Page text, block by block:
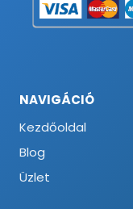
NAVIGÁCIÓ
Kezdőoldal
Blog
Üzlet